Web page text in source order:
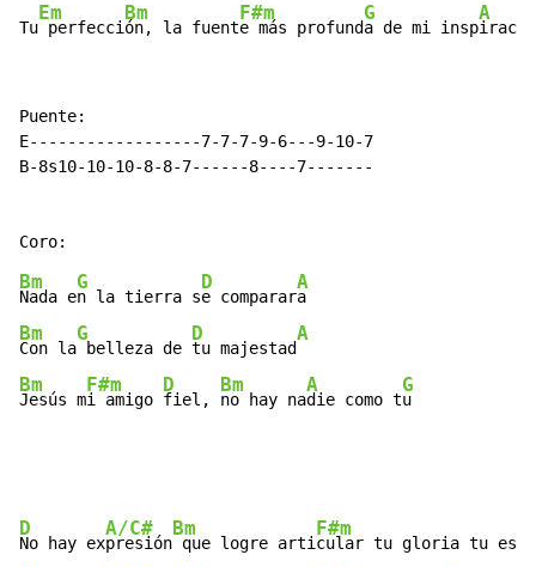
Tu
Em
perfecci
Bm
ón, la fuent
F#m
e más profund
G
a de mi insp
A
Puente:
E------------------7-7-7-9-6---9-10-7
B-8s10-10-10-8-8-7------8----7-------
Bm
Nada e
G
n la tierra s
D
e comparar
A
Bm
Con la
G
belleza de
D
tu majestad
A
Bm
Jesús m
F#m
i amigo
D
fiel,
Bm
no hay na
A
die como t
G
u
D
No hay ex
A/C#
presión
Bm
que logre arti
F#m
cular tu gloria tu espl